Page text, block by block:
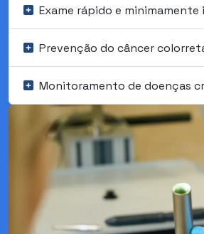
Exame rápido e minimamente
Prevenção do câncer
Monitoramento de doenças